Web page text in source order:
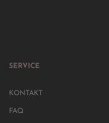
SERVICE
KONTAKT
FAQ